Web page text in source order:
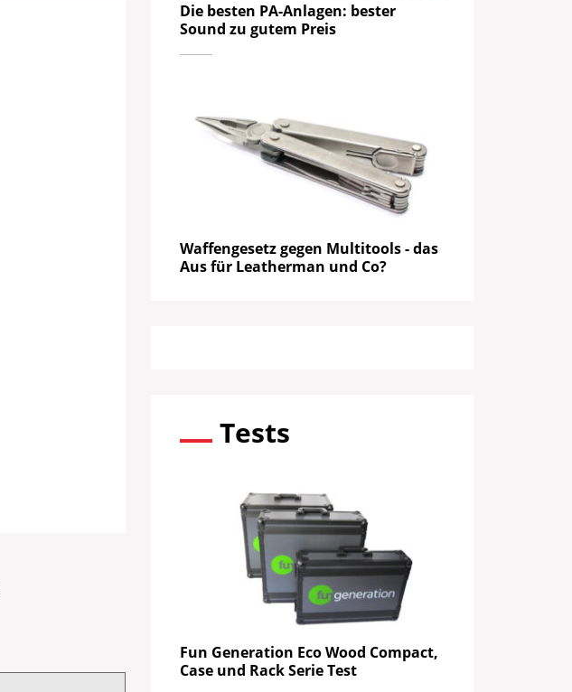
Die besten PA-Anlagen: bester
Sound zu gutem Preis
Waffengesetz gegen Multitools - das
Aus für Leatherman und Co?
Tests
Fun Generation Eco Wood Compact,
Case und Rack Serie Test